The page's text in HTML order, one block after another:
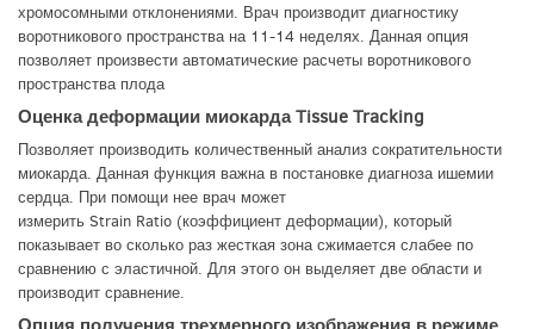
хромосомными отклонениями. Врач производит диагностику
воротникового пространства на 11-14 неделях. Данная опция
позволяет произвести автоматические расчеты воротникового
пространства плода
Оценка деформации миокарда Tissue Tracking
Позволяет производить количественный анализ сократительности
миокарда. Данная функция важна в постановке диагноза ишемии
сердца. При помощи нее врач может
измерить Strain Ratio (коэффициент деформации), который
показывает во сколько раз жесткая зона сжимается слабее по
сравнению с эластичной. Для этого он выделяет две области и
производит сравнение.